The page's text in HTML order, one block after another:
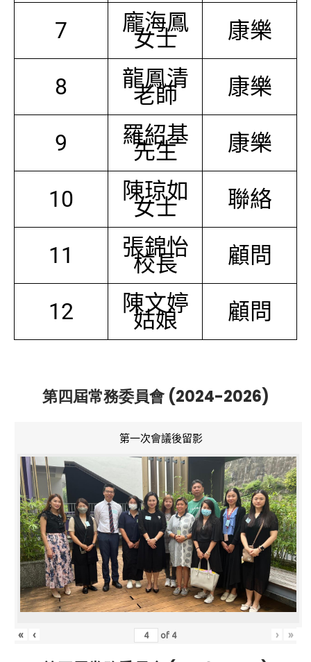
7 龐海鳳
女士 康樂
8 龍鳳清
老師 康樂
9 羅紹基
先生 康樂
10 陳琼如
女士 聯絡
11 張錦怡
校長 顧問
12 陳文婷
姑娘 顧問
第四屆常務委員會 (2024-2026)
第一次會議後留影
« ‹ of 4 › »